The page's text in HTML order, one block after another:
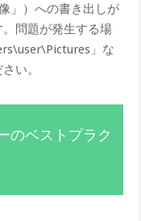
」）への書き出しが
問題が発生する場
」な
い。
のベストプラク